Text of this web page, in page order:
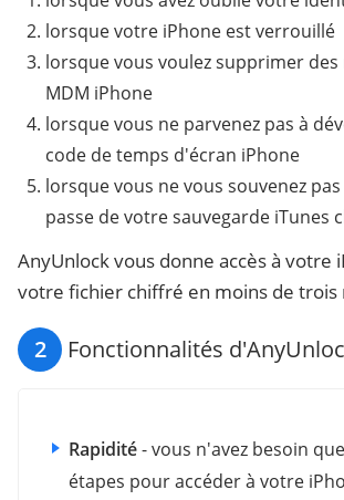
lorsque votre iPhone est verrouillé
lorsque vous voulez supprimer
MDM iPhone
lorsque vous ne parvenez pas à
code de temps d'écran iPhone
lorsque vous ne vous souvenez
passe de votre sauvegarde iTunes
AnyUnlock vous donne accès à votre
votre fichier chiffré en moins de trois
2 Fonctionnalités
Rapidité- vous n'avez besoin
étapes pour accéder à votre